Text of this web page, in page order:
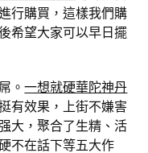
行購買，這樣我們購
希望大家可以早日擺
。一想就硬華陀神丹
有效果，上街不嫌害
大，聚合了生精、活
不在話下等五大作